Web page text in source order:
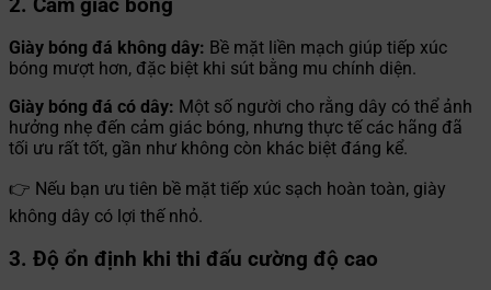
2. Cảm giác bóng
Giày bóng đá không dây: Bề mặt liền mạch giúp tiếp xúc
bóng mượt hơn, đặc biệt khi sút bằng mu chính diện.
Giày bóng đá có dây: Một số người cho rằng dây có thể ảnh
hưởng nhẹ đến cảm giác bóng, nhưng thực tế các hãng đã
tối ưu rất tốt, gần như không còn khác biệt đáng kể.
👉 Nếu bạn ưu tiên bề mặt tiếp xúc sạch hoàn toàn, giày
không dây có lợi thế nhỏ.
3. Độ ổn định khi thi đấu cường độ cao